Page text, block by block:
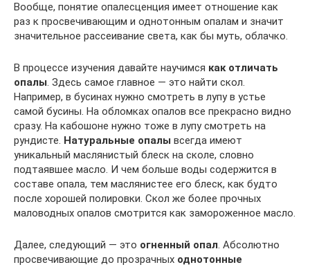
Вообще, понятие опалесценция имеет отношение как
раз к просвечивающим и однотонным опалам и значит
значительное рассеивание света, как бы муть, облачко.
В процессе изучения давайте научимся как отличать
опалы. Здесь самое главное — это найти скол.
Например, в бусинах нужно смотреть в лупу в устье
самой бусины. На обломках опалов все прекрасно видно
сразу. На кабошоне нужно тоже в лупу смотреть на
рундисте. Натуральные опалы всегда имеют
уникальный маслянистый блеск на сколе, словно
подтаявшее масло. И чем больше воды содержится в
составе опала, тем маслянистее его блеск, как будто
после хорошей полировки. Скол же более прочных
маловодных опалов смотрится как замороженное масло.
Далее, следующий — это огненный опал. Абсолютно
просвечивающие до прозрачных однотонные